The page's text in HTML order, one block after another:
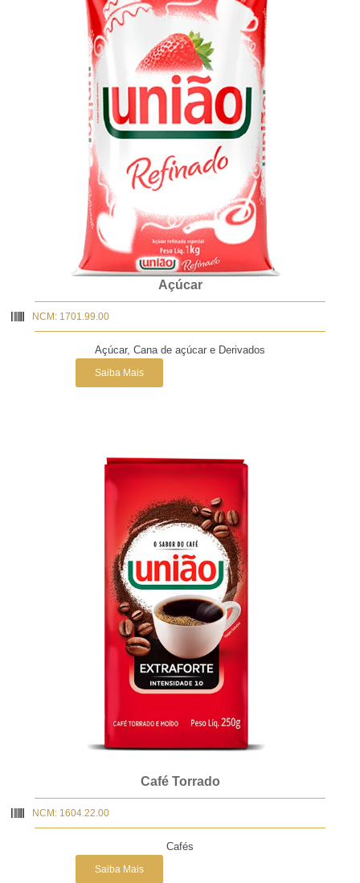
Açúcar
NCM: 1701.99.00
Açúcar, Cana de açúcar e Derivados
Saiba Mais
Café Torrado
NCM: 1604.22.00
Cafés
Saiba Mais